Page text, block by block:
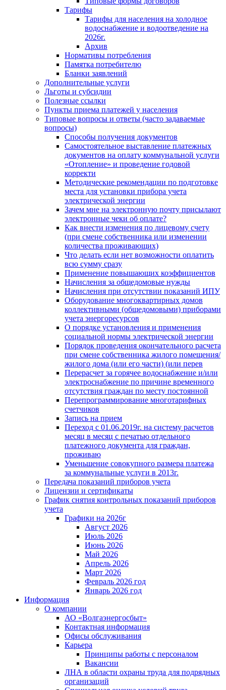
Тарифы
Тарифы для населения на холодное
водоснабжение и водоотведение на
2026г.
Архив
Нормативы потребления
Памятка потребителю
Бланки заявлений
Дополнительные услуги
Льготы и субсидии
Полезные ссылки
Пункты приема платежей у населения
Типовые вопросы и ответы (часто задаваемые
вопросы)
Способы получения документов
Самостоятельное выставление платежных
документов на оплату коммунальной услуги
«Отопление» и проведение годовой
корректи
Методические рекомендации по подготовке
места для установки прибора учета
электрической энергии
Зачем мне на электронную почту присылают
электронные чеки об оплате?
Как внести изменения по лицевому счету
(при смене собственника или изменении
количества проживающих)
Что делать если нет возможности оплатить
всю сумму сразу
Применение повышающих коэффициентов
Начисления за общедомовые нужды
Начисления при отсутствии показаний ИПУ
Оборудование многоквартирных домов
коллективными (общедомовыми) приборами
учета энергоресурсов
О порядке установления и применения
социальной нормы электрической энергии
Порядок проведения окончательного расчета
при смене собственника жилого помещения/
жилого дома (или его части) (или перев
Перерасчет за горячее водоснабжение и/или
электроснабжение по причине временного
отсутствия граждан по месту постоянной
Перепрограммирование многотарифных
счетчиков
Запись на прием
Переход с 01.06.2019г. на систему расчетов
месяц в месяц с печатью отдельного
платежного документа для граждан,
проживаю
Уменьшение совокупного размера платежа
за коммунальные услуги в 2013г.
Передача показаний приборов учета
Лицензии и сертификаты
График снятия контрольных показаний приборов
учета
Графики на 2026г
Август 2026
Июль 2026
Июнь 2026
Май 2026
Апрель 2026
Март 2026
Февраль 2026 год
Январь 2026 год
Информация
О компании
АО «Волгаэнергосбыт»
Контактная информация
Офисы обслуживания
Карьера
Принципы работы с персоналом
Вакансии
ЛНА в области охраны труда для подрядных
организаций